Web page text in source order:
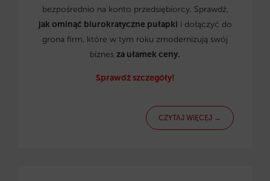
bezpośrednio na konto przedsiębiorcy. Sprawdź,
jak ominąć biurokratyczne pułapki i dołączyć do
grona firm, które w tym roku zmodernizują swój
biznes za ułamek ceny.
Sprawdź szczegóły!
CZYTAJ WIĘCEJ →